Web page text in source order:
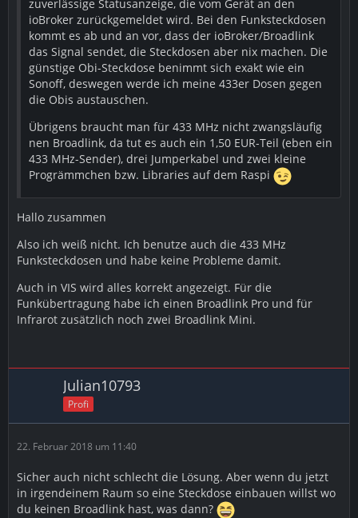
zuverlässige Statusanzeige, die vom Gerät an den
ioBroker zurückgemeldet wird. Bei den Funksteckdosen
kommt es ab und an vor, dass der ioBroker/Broadlink
das Signal sendet, die Steckdosen aber nix machen. Die
günstige Obi-Steckdose benimmt sich exakt wie ein
Sonoff, deswegen werde ich meine 433er Dosen gegen
die Obis austauschen.
Übrigens braucht man für 433 MHz nicht zwangsläufig
nen Broadlink, da tut es auch ein 1,50 EUR-Teil (eben ein
433 MHz-Sender), drei Jumperkabel und zwei kleine
Progrämmchen bzw. Libraries auf dem Raspi
Hallo zusammen
Also ich weiß nicht. Ich benutze auch die 433 MHz
Funksteckdosen und habe keine Probleme damit.
Auch in VIS wird alles korrekt angezeigt. Für die
Funkübertragung habe ich einen Broadlink Pro und für
Infrarot zusätzlich noch zwei Broadlink Mini.
Julian10793
Profi
22. Februar 2018 um 11:40
Sicher auch nicht schlecht die Lösung. Aber wenn du jetzt
in irgendeinem Raum so eine Steckdose einbauen willst wo
du keinen Broadlink hast, was dann?